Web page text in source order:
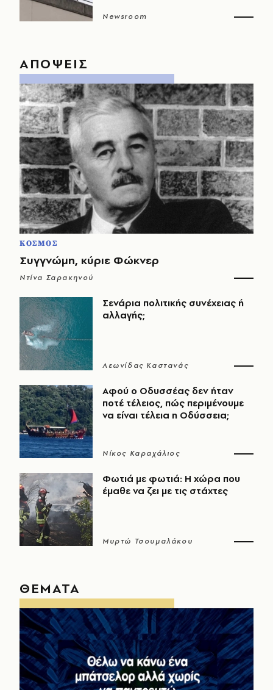
Newsroom
ΑΠΟΨΕΙΣ
ΚΟΣΜΟΣ
Συγγνώμη, κύριε Φώκνερ
Ντίνα Σαρακηνού
Σενάρια πολιτικής συνέχειας ή
αλλαγής;
Λεωνίδας Καστανάς
Αφού ο Οδυσσέας δεν ήταν
ποτέ τέλειος, πώς περιμένουμε
να είναι τέλεια η Οδύσσεια;
Νίκος Καραχάλιος
Φωτιά με φωτιά: Η χώρα που
έμαθε να ζει με τις στάχτες
Μυρτώ Τσουμαλάκου
ΘΕΜΑΤΑ